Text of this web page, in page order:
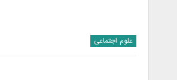
علوم اجتماعی